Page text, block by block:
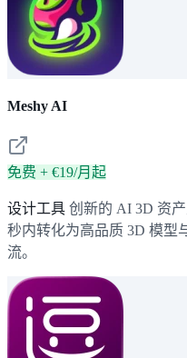
Meshy AI
免费 + €19/月起
设计工具 创新的 AI 3D 资
秒内转化为高品质 3D 模型
流。